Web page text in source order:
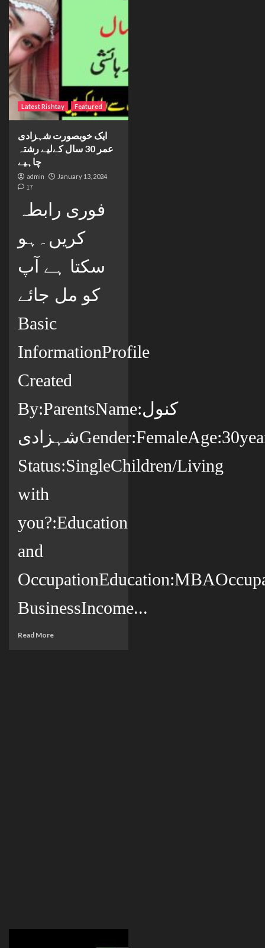
Latest Rishtay Featured
ایک خوبصورت شہزادی
عمر 30 سال کےلیے رشتہ
چاہیے
admin January 13, 2024
17
فوری رابطہ
کریں۔ہو
سکتا ہے آپ
کو مل جائے
Basic
InformationProfile
Created
By:ParentsName:کنول
شہزادیGender:FemaleAge:30yearsCountry:پاکستانState:ملتانCity:MultanCitizenship:پاکستانیMarital
Status:SingleChildren/Living
with
you?:Education
and
BusinessIncome...
Read More